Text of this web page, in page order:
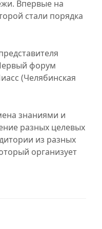
Впервые на
стали порядка
форум
(Челябинская
знаниями и
разных целевых
из разных
организует